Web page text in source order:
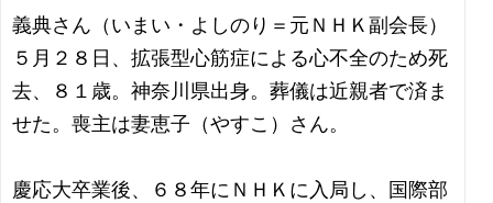
義典さん（いまい・よしのり＝元ＮＨＫ副会長）
５月２８日、拡張型心筋症による心不全のため死
去、８１歳。神奈川県出身。葬儀は近親者で済ま
せた。喪主は妻恵子（やすこ）さん。
慶応大卒業後、６８年にＮＨＫに入局し、国際部